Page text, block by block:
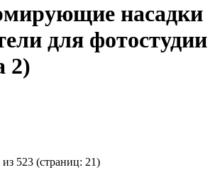
насадки
для фотостудии
2)
523 (страниц: 21)